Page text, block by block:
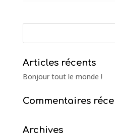
Articles récents
Bonjour tout le monde !
Commentaires
Archives